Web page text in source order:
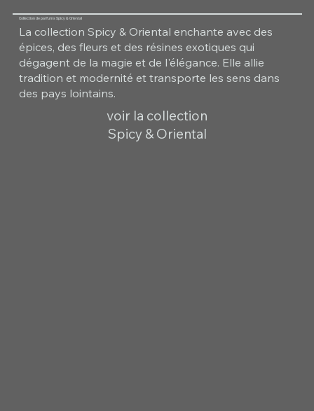
Collection de parfums Spicy & Oriental
La collection Spicy & Oriental enchante avec des
épices, des fleurs et des résines exotiques qui
dégagent de la magie et de l'élégance. Elle allie
tradition et modernité et transporte les sens dans
des pays lointains.
voir la collection
Spicy & Oriental